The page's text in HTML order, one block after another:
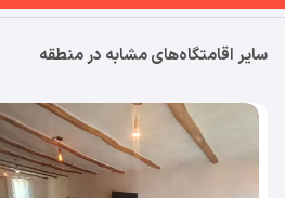
سایر اقامتگاه‌های مشابه در منطقه